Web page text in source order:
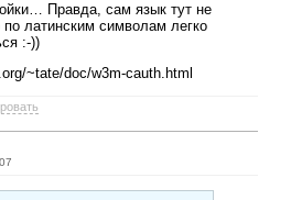
Правда, сам язык тут не
по латинским символам легко
:-))
~tate/doc/w3m-cauth.html